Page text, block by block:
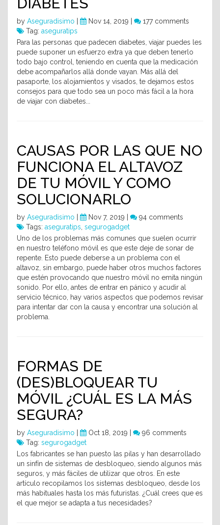
by Aseguradisimo Nov 14, 2019 |
177 comments
Tag: aseguratips
Para las personas que padecen diabetes, viajar puedes les
puede suponer un esfuerzo extra ya que deben tenerlo
todo bajo control, teniendo en cuenta que la medicación
debe acompañarlos allá donde vayan. Más allá del
pasaporte, los alojamientos y visados, te dejamos estos
consejos para que todo sea un poco más fácil a la hora
de viajar con diabetes...
CAUSAS POR LAS QUE NO
FUNCIONA EL ALTAVOZ
DE TU MÓVIL Y COMO
SOLUCIONARLO
by Aseguradisimo Nov 7, 2019 |
94 comments
Tags: aseguratips segurogadget
Uno de los problemas más comunes que suelen ocurrir
en nuestro teléfono móvil es que este deje de sonar de
repente. Esto puede deberse a un problema con el
altavoz, sin embargo, puede haber otros muchos factores
que estén provocando que nuestro móvil no emita ningún
sonido. Por ello, antes de entrar en pánico y acudir al
servicio técnico, hay varios aspectos que podemos revisar
para intentar dar con la causa y encontrar una solución al
problema.
FORMAS DE
(DES)BLOQUEAR TU
MÓVIL ¿CUÁL ES LA MÁS
SEGURA?
by Aseguradisimo Oct 18, 2019 |
96 comments
Tag: segurogadget
Los fabricantes se han puesto las pilas y han desarrollado
un sinfín de sistemas de desbloqueo, siendo algunos más
seguros, y más fáciles de utilizar que otros. En este
artículo recopilamos los sistemas desbloqueo, desde los
más habituales hasta los más futuristas. ¿Cuál crees que es
el que mejor se adapta a tus necesidades?